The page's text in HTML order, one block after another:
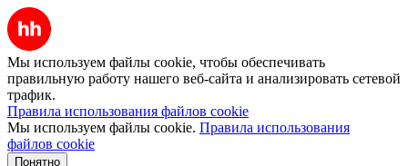
Мы используем файлы cookie, чтобы обеспечивать
правильную работу нашего веб-сайта и анализировать сетевой
трафик.
Правила использования файлов cookie
Мы используем файлы cookie. Правила использования
файлов cookie
Понятно